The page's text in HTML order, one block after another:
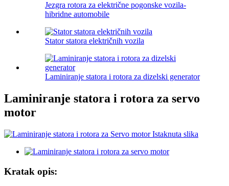
Jezgra rotora za električne pogonske vozila-
hibridne automobile
Stator statora električnih vozila
Laminiranje statora i rotora za dizelski generator
Laminiranje statora i rotora za servo
motor
Kratak opis: